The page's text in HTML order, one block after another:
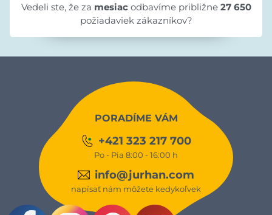
Vedeli ste, že za mesiac odbavíme približne27 650
požiadaviek zákazníkov?
PORADÍME VÁM
+421 323 217 700
Po - Pia 8:00 - 16:00 h
info@jurhan.com
napísať nám môžete kedykoľvek